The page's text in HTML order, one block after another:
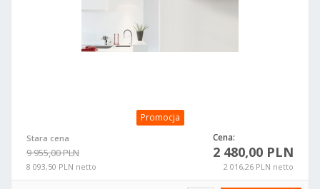
Promocja
Stara cena
9 955,00 PLN
8 093,50 PLN netto
Cena:
2 480,00 PLN
2 016,26 PLN netto